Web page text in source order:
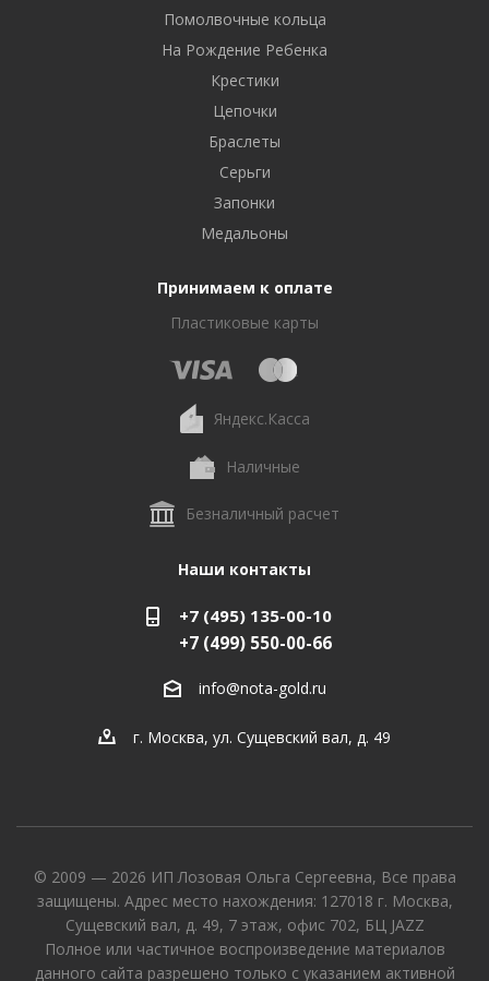
Помолвочные кольца
На Рождение Ребенка
Крестики
Цепочки
Браслеты
Серьги
Запонки
Медальоны
Принимаем к оплате
Пластиковые карты
Яндекс.Касса
Наличные
Безналичный расчет
Наши контакты
+7 (495) 135-00-10
+7 (499) 550-00-66
info@nota-gold.ru
г. Москва, ул. Сущевский вал, д. 49
© 2009 — 2026 ИП Лозовая Ольга Сергеевна, Все права
защищены. Адрес место нахождения: 127018 г. Москва,
Сущевский вал, д. 49, 7 этаж, офис 702, БЦ JAZZ
Полное или частичное воспроизведение материалов
данного сайта разрешено только с указанием активной